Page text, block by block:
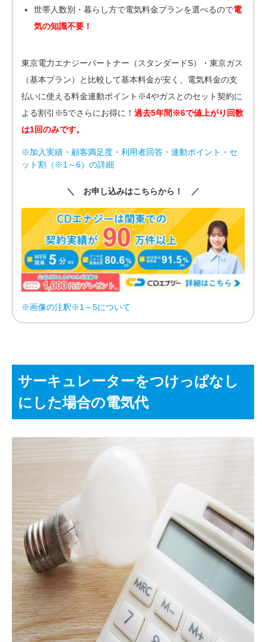
世帯人数別・暮らし方で電気料金プランを選べるので電
気の知識不要！
東京電力エナジーパートナー（スタンダードS）・東京ガス
（基本プラン）と比較して基本料金が安く、電気料金の支
払いに使える料金連動ポイント※4やガスとのセット契約に
よる割引※5でさらにお得に！ 過去5年間※6で値上がり回数
は1回のみです。
※加入実績・顧客満足度・利用者回答・連動ポイント・セ
ット割（※1～6）の詳細
＼ お申し込みはこちらから！ ／
※画像の注釈※1～5について
サーキュレーターをつけっぱなし
にした場合の電気代